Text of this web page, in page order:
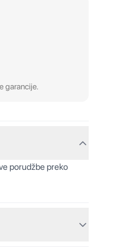
garancije.
porudžbe preko